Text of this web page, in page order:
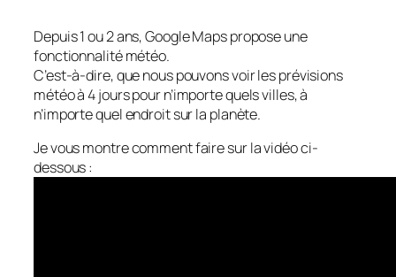
Depuis 1 ou 2 ans, Google Maps propose une
fonctionnalité météo.
C’est-à-dire, que nous pouvons voir les prévisions
météo à 4 jours pour n’importe quels villes, à
n’importe quel endroit sur la planète.
Je vous montre comment faire sur la vidéo ci-
dessous :